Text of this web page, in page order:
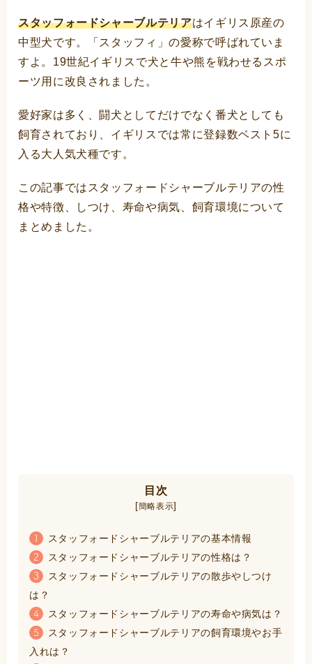
スタッフォードシャーブルテリアはイギリス原産の
中型犬です。「スタッフィ」の愛称で呼ばれていま
すよ。19世紀イギリスで犬と牛や熊を戦わせるスポ
ーツ用に改良されました。
愛好家は多く、闘犬としてだけでなく番犬としても
飼育されており、イギリスでは常に登録数ベスト5に
入る大人気犬種です。
この記事ではスタッフォードシャーブルテリアの性
格や特徴、しつけ、寿命や病気、飼育環境について
まとめました。
目次
[簡略表示]
1 スタッフォードシャーブルテリアの基本情報
2 スタッフォードシャーブルテリアの性格は？
3
スタッフォードシャーブルテリアの散歩やしつけ
は？
4 スタッフォードシャーブルテリアの寿命や病気は？
5
スタッフォードシャーブルテリアの飼育環境やお手
入れは？